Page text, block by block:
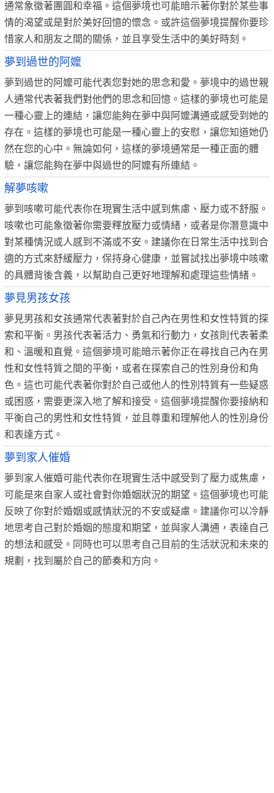
通常象徵著團圓和幸福。這個夢境也可能暗示著你對於某些事
情的渴望或是對於美好回憶的懷念。或許這個夢境提醒你要珍
惜家人和朋友之間的關係，並且享受生活中的美好時刻。
夢到過世的阿嬤
夢到過世的阿嬤可能代表您對她的思念和愛。夢境中的過世親
人通常代表著我們對他們的思念和回憶。這樣的夢境也可能是
一種心靈上的連結，讓您能夠在夢中與阿嬤溝通或感受到她的
存在。這樣的夢境也可能是一種心靈上的安慰，讓您知道她仍
然在您的心中。無論如何，這樣的夢境通常是一種正面的體
驗，讓您能夠在夢中與過世的阿嬤有所連結。
解夢咳嗽
夢到咳嗽可能代表你在現實生活中感到焦慮、壓力或不舒服。
咳嗽也可能象徵著你需要釋放壓力或情緒，或者是你潛意識中
對某種情況或人感到不滿或不安。建議你在日常生活中找到合
適的方式來舒緩壓力，保持身心健康，並嘗試找出夢境中咳嗽
的具體背後含義，以幫助自己更好地理解和處理這些情緒。
夢見男孩女孩
夢見男孩和女孩通常代表著對於自己內在男性和女性特質的探
索和平衡。男孩代表著活力、勇氣和行動力，女孩則代表著柔
和、溫暖和直覺。這個夢境可能暗示著你正在尋找自己內在男
性和女性特質之間的平衡，或者在探索自己的性別身份和角
色。這也可能代表著你對於自己或他人的性別特質有一些疑惑
或困惑，需要更深入地了解和接受。這個夢境提醒你要接納和
平衡自己的男性和女性特質，並且尊重和理解他人的性別身份
和表達方式。
夢到家人催婚
夢到家人催婚可能代表你在現實生活中感受到了壓力或焦慮，
可能是來自家人或社會對你婚姻狀況的期望。這個夢境也可能
反映了你對於婚姻或感情狀況的不安或疑慮。建議你可以冷靜
地思考自己對於婚姻的態度和期望，並與家人溝通，表達自己
的想法和感受。同時也可以思考自己目前的生活狀況和未來的
規劃，找到屬於自己的節奏和方向。